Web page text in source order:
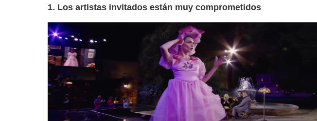
1. Los artistas invitados están muy comprometidos